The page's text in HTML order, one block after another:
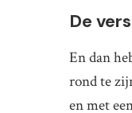
De
En dan
rond te
en met